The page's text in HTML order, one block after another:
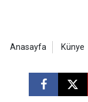
Anasayfa Künye